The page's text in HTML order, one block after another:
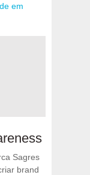
em
Sagres
brand